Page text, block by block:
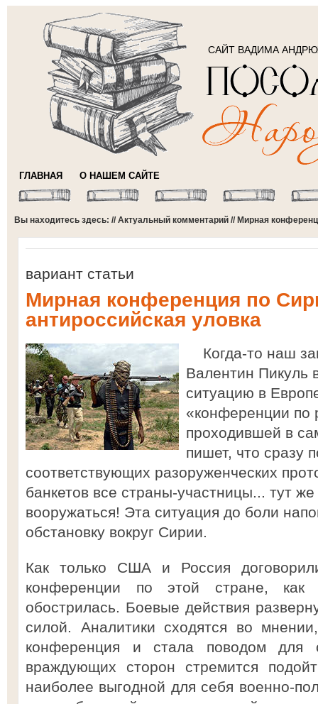
САЙТ ВАДИМА
ГЛАВНАЯ О НАШЕМ САЙТЕ
Вы находитесь здесь: //Актуальный комментарий // Мирная
вариант статьи
Мирная конференция по
антироссийская уловка
Когда-то наш
Валентин Пикуль
ситуацию в
«конференции по
проходившей в
пишет, что сразу
соответствующих разоруженческих
банкетов все страны-участницы... тут
вооружаться! Эта ситуация до боли
обстановку вокруг Сирии.
Как только США и Россия
конференции по этой стране, как
обострилась. Боевые действия
силой. Аналитики сходятся во
конференция и стала поводом для
враждующих сторон стремится
наиболее выгодной для себя военно-